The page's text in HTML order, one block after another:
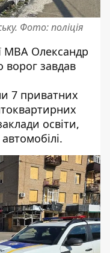
Фото: поліція
МВА Олександр
ворог завдав
7 приватних
освіти,